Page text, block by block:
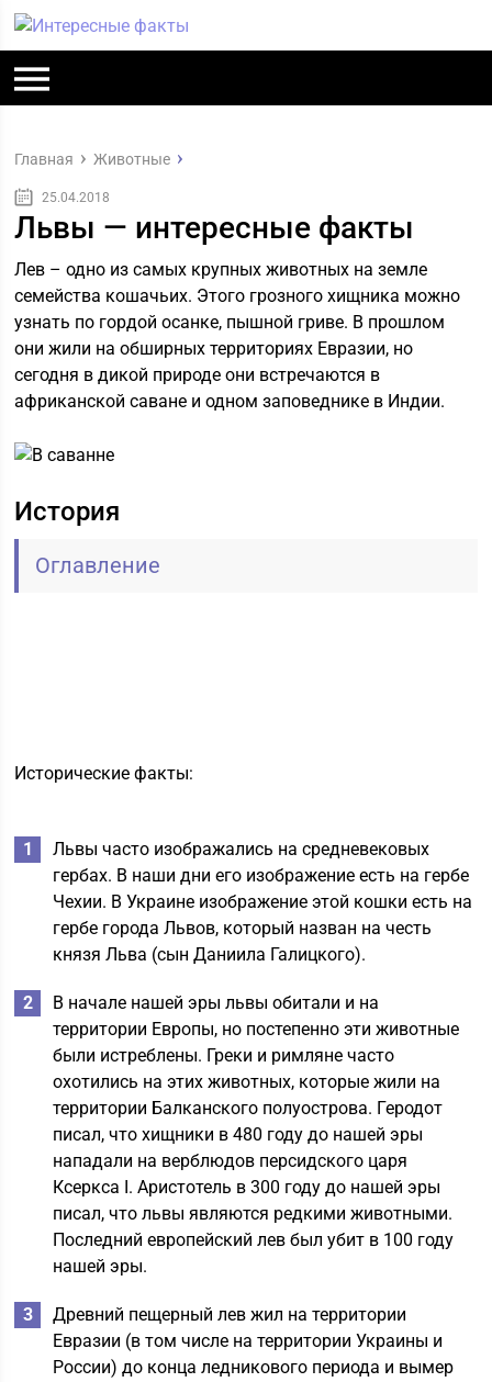
Главная Животные
25.04.2018
Львы — интересные факты
Лев – одно из самых крупных животных на земле
семейства кошачьих. Этого грозного хищника можно
узнать по гордой осанке, пышной гриве. В прошлом
они жили на обширных территориях Евразии, но
сегодня в дикой природе они встречаются в
африканской саване и одном заповеднике в Индии.
История
Оглавление
Исторические факты:
Львы часто изображались на средневековых
гербах. В наши дни его изображение есть на гербе
Чехии. В Украине изображение этой кошки есть на
гербе города Львов, который назван на честь
князя Льва (сын Даниила Галицкого).
В начале нашей эры львы обитали и на
территории Европы, но постепенно эти животные
были истреблены. Греки и римляне часто
охотились на этих животных, которые жили на
территории Балканского полуострова. Геродот
писал, что хищники в 480 году до нашей эры
нападали на верблюдов персидского царя
Ксеркса I. Аристотель в 300 году до нашей эры
писал, что львы являются редкими животными.
Последний европейский лев был убит в 100 году
нашей эры.
Древний пещерный лев жил на территории
Евразии (в том числе на территории Украины и
Росcии) до конца ледникового периода и вымер